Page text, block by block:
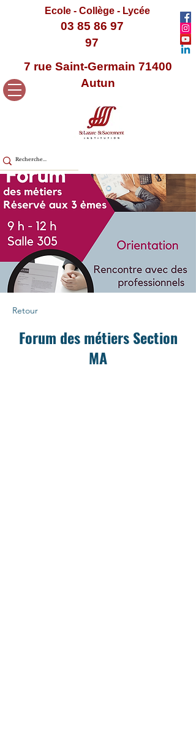
Ecole - Collège - Lycée
03 85 86 97
97
7 rue Saint-Germain 71400
Autun
Retour
Forum des métiers Section
MA